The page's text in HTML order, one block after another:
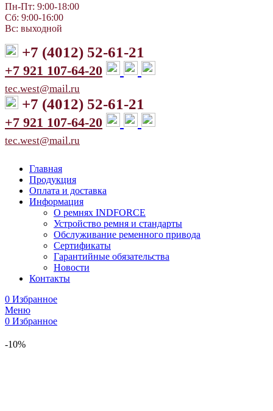
Пн-Пт: 9:00-18:00
Сб: 9:00-16:00
Вс: выходной
+7 (4012) 52-61-21
+7 921 107-64-20
tec.west@mail.ru
+7 (4012) 52-61-21
+7 921 107-64-20
tec.west@mail.ru
Главная
Продукция
Оплата и доставка
Информация
О ремнях INDFORCE
Устройство ремня и стандарты
Обслуживание ременного привода
Сертификаты
Гарантийные обязательства
Новости
Контакты
0 Избранное
Меню
0 Избранное
-10%